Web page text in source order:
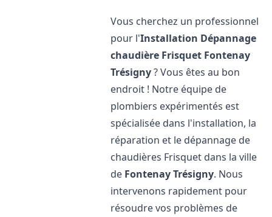
Vous cherchez un professionnel
pour l'Installation Dépannage
chaudière Frisquet Fontenay
Trésigny? Vous êtes au bon
endroit ! Notre équipe de
plombiers expérimentés est
spécialisée dans l'installation, la
réparation et le dépannage de
chaudières Frisquet dans la ville
de Fontenay Trésigny. Nous
intervenons rapidement pour
résoudre vos problèmes de